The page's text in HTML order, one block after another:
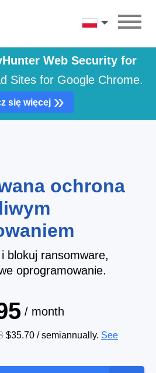
Polski
Web Security for
Sites for Google Chrome.
się więcej »
ochrona
blokuj ransomware,
oprogramowanie.
/ month
$35.70 /semiannually. See